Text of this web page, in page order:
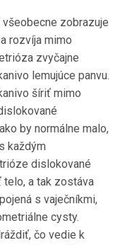
zobrazuje
rozvíja mimo
zvyčajne
lemujúce panvu.
šíriť mimo
by normálne malo,
každým
dislokované
a tak zostáva
s vaječníkmi,
cysty.
čo vedie k